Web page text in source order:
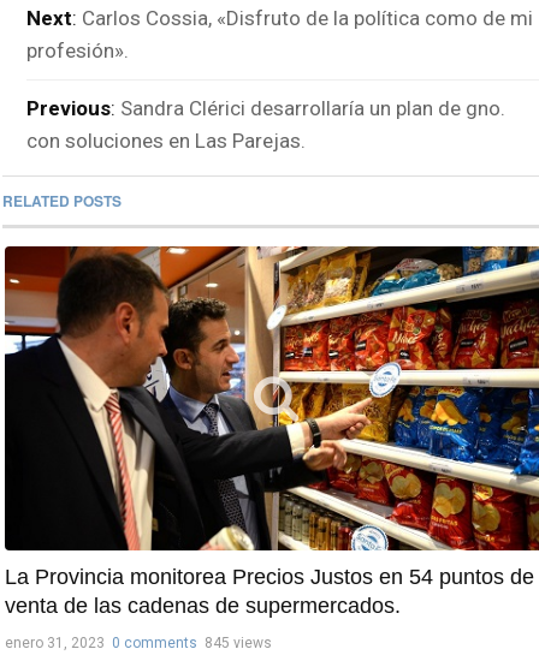
Next: Carlos Cossia, «Disfruto de la política como de mi
profesión».
Previous: Sandra Clérici desarrollaría un plan de gno.
con soluciones en Las Parejas.
RELATED POSTS
La Provincia monitorea Precios Justos en 54 puntos de
venta de las cadenas de supermercados.
enero 31, 2023 0 comments 845 views